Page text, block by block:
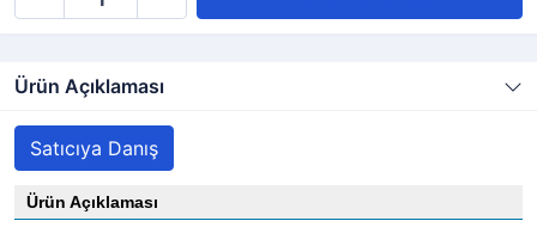
Ürün Açıklaması
Satıcıya Danış
Ürün Açıklaması